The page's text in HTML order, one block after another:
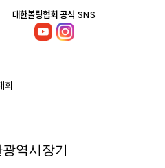
대한볼링협회 공식 SNS
회
역시장기